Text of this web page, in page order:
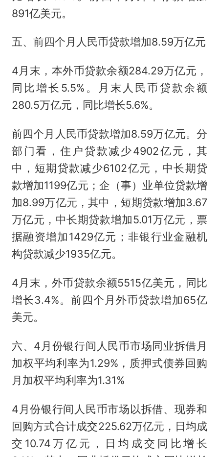
891亿美元。
五、前四个月人民币贷款增加8.59万亿元
4月末，本外币贷款余额284.29万亿元，
同比增长5.5%。月末人民币贷款余额
280.5万亿元，同比增长5.6%。
前四个月人民币贷款增加8.59万亿元。分
部门看，住户贷款减少4902亿元，其
中，短期贷款减少6102亿元，中长期贷
款增加1199亿元；企（事）业单位贷款增
加8.99万亿元，其中，短期贷款增加3.67
万亿元，中长期贷款增加5.01万亿元，票
据融资增加1429亿元；非银行业金融机
构贷款减少1935亿元。
4月末，外币贷款余额5515亿美元，同比
增长3.4%。前四个月外币贷款增加65亿
美元。
六、4月份银行间人民币市场同业拆借月
加权平均利率为1.29%，质押式债券回购
月加权平均利率为1.31%
4月份银行间人民币市场以拆借、现券和
回购方式合计成交225.62万亿元，日均成
交10.74万亿元，日均成交同比增长